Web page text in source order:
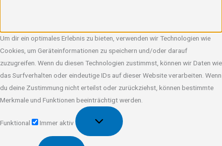
Um dir ein optimales Erlebnis zu bieten, verwenden wir Technologien wie
Cookies, um Geräteinformationen zu speichern und/oder darauf
zuzugreifen. Wenn du diesen Technologien zustimmst, können wir Daten wie
das Surfverhalten oder eindeutige IDs auf dieser Website verarbeiten. Wenn
du deine Zustimmung nicht erteilst oder zurückziehst, können bestimmte
Merkmale und Funktionen beeinträchtigt werden.
Funktional
Immer aktiv
Vorlieben